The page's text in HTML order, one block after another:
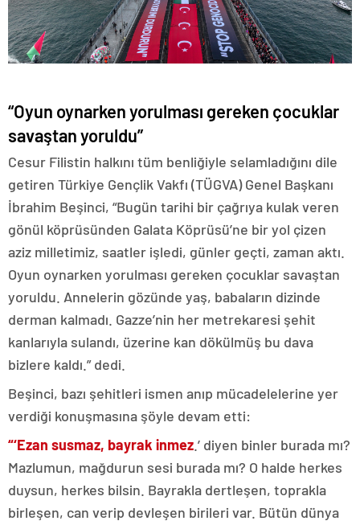
“Oyun oynarken yorulması gereken çocuklar
savaştan yoruldu”
Cesur Filistin halkını tüm benliğiyle selamladığını dile
getiren Türkiye Gençlik Vakfı (TÜGVA) Genel Başkanı
İbrahim Beşinci, “Bugün tarihi bir çağrıya kulak veren
gönül köprüsünden Galata Köprüsü’ne bir yol çizen
aziz milletimiz, saatler işledi, günler geçti, zaman aktı.
Oyun oynarken yorulması gereken çocuklar savaştan
yoruldu. Annelerin gözünde yaş, babaların dizinde
derman kalmadı. Gazze’nin her metrekaresi şehit
kanlarıyla sulandı, üzerine kan dökülmüş bu dava
bizlere kaldı.” dedi.
Beşinci, bazı şehitleri ismen anıp mücadelelerine yer
verdiği konuşmasına şöyle devam etti:
“‘Ezan susmaz, bayrak inmez .’ diyen binler burada mı?
Mazlumun, mağdurun sesi burada mı? O halde herkes
duysun, herkes bilsin. Bayrakla dertleşen, toprakla
birleşen, can verip devleşen birileri var. Bütün dünya